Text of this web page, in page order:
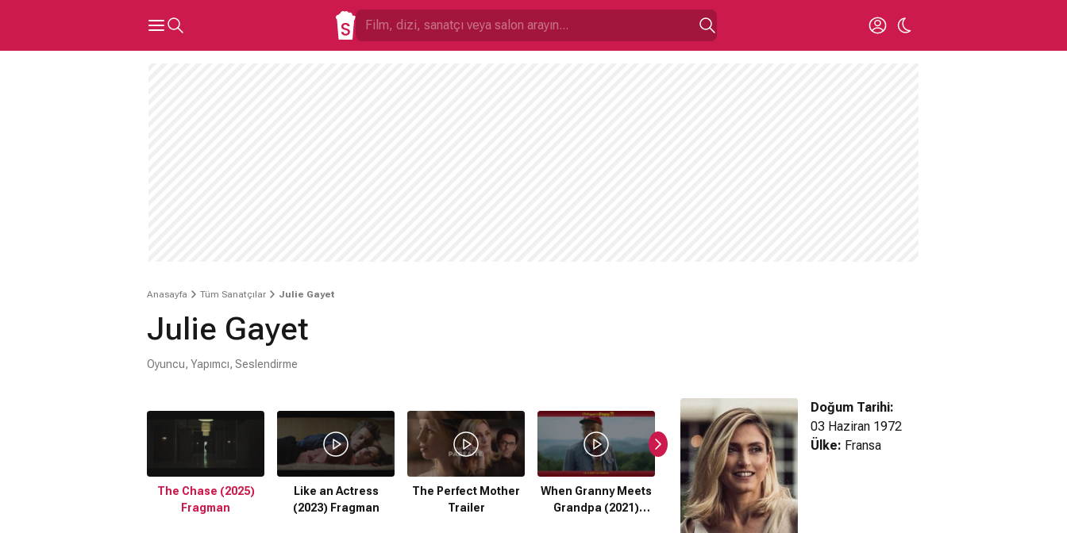
Anasayfa Tüm Sanatçılar Julie Gayet
Julie Gayet
Oyuncu, Yapımcı, Seslendirme
The Chase (2025)
Fragman
Like an Actress
(2023) Fragman
The Perfect Mother
Trailer
When Granny Meets
Grandpa (2021)
Poly (2020) Fragman
Doğum Tarihi:
03 Haziran 1972
Ülke: Fransa